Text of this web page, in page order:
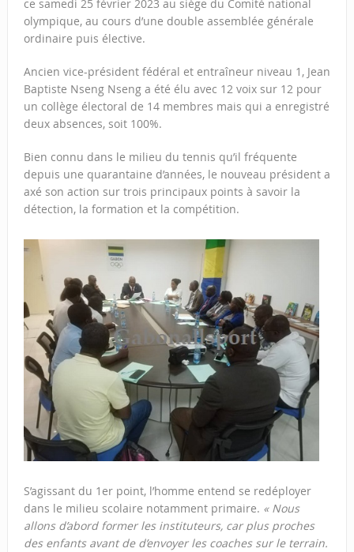
ce samedi 25 février 2023 au siège du Comité national
olympique, au cours d’une double assemblée générale
ordinaire puis élective.
Ancien vice-président fédéral et entraîneur niveau 1, Jean
Baptiste Nseng Nseng a été élu avec 12 voix sur 12 pour
un collège électoral de 14 membres mais qui a enregistré
deux absences, soit 100%.
Bien connu dans le milieu du tennis qu’il fréquente
depuis une quarantaine d’années, le nouveau président a
axé son action sur trois principaux points à savoir la
détection, la formation et la compétition.
S’agissant du 1er point, l’homme entend se redéployer
dans le milieu scolaire notamment primaire. « Nous
allons d’abord former les instituteurs, car plus proches
des enfants avant de d’envoyer les coaches sur le terrain.